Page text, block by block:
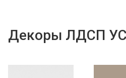
Декоры ЛДСП